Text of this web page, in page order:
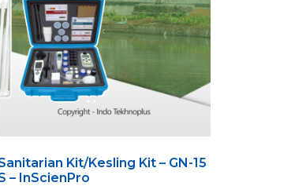
Kit/Kesling Kit – GN-15
– InScienPro